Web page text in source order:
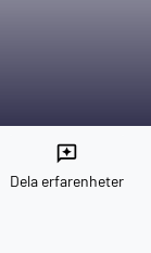
reviews
Dela erfarenheter